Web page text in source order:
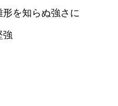
を知らぬ強さに
強